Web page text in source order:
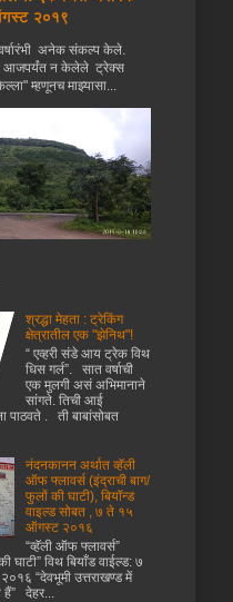
२०१९
अनेक संकल्प केले.
आजपर्यंत न केलेले ट्रेक्स
म्हणूनच माझ्यासा...
श्रद्धा मेहता : ट्रेकिंग
क्षेत्रातील एक "झेनिथ"!
“ एव्हरी संडे आय ट्रेक विथ
धिस गर्ल”. सात वर्षाची
एक मुलगी असं अभिमानाने
सांगते. तिची आई
पाठवते . ती बाबांसोबत
नंदनकानन अर्थात व्हॅली
ऑफ फ्लावर्स (इंद्राची बाग/
फुलों की घाटी), बियॉन्ड
वाइल्ड सोबत , ७ ते १५
ऑगस्ट २०१६
“व्हॅली ऑफ फ्लावर्स”
घाटी” विथ बियाँड वाईल्ड: ७
“देवभूमी उत्तराखण्ड में
हैं” देहर...